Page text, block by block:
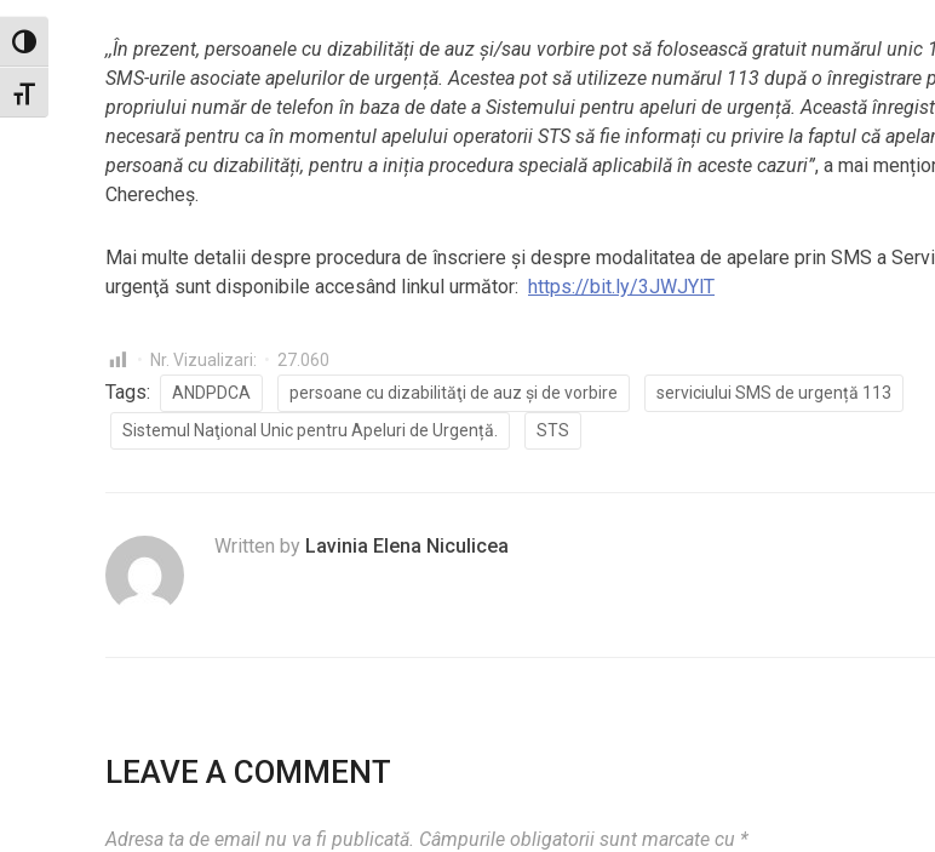
Toggle High Contrast
Toggle Font size
,,În prezent, persoanele cu dizabilități de auz și/sau vorbire pot să folosească gratuit numărul unic
SMS-urile asociate apelurilor de urgență. Acestea pot să utilizeze numărul 113 după o înregistrare
propriului număr de telefon în baza de date a Sistemului pentru apeluri de urgență. Această
necesară pentru ca în momentul apelului operatorii STS să fie informați cu privire la faptul că
persoană cu dizabilități, pentru a iniția procedura specială aplicabilă în aceste cazuri”, a mai
Cherecheș.
Mai multe detalii despre procedura de înscriere și despre modalitatea de apelare prin SMS a
urgenţă sunt disponibile accesând linkul următor: https://bit.ly/3JWJYlT
Nr. Vizualizari: 27.060
Tags: ANDPDCA persoane cu dizabilităţi de auz şi de vorbire
serviciului SMS de urgență 113
Sistemul Naţional Unic pentru Apeluri de Urgență.
STS
Written by Lavinia Elena Niculicea
LEAVE A COMMENT
Adresa ta de email nu va fi publicată. Câmpurile obligatorii sunt marcate cu *